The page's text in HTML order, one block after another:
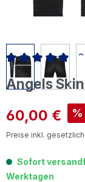
Angels
Verkaufspreis:
60,00 € %
Preise inkl.
Durchschnittliche
Sofort
Werktagen